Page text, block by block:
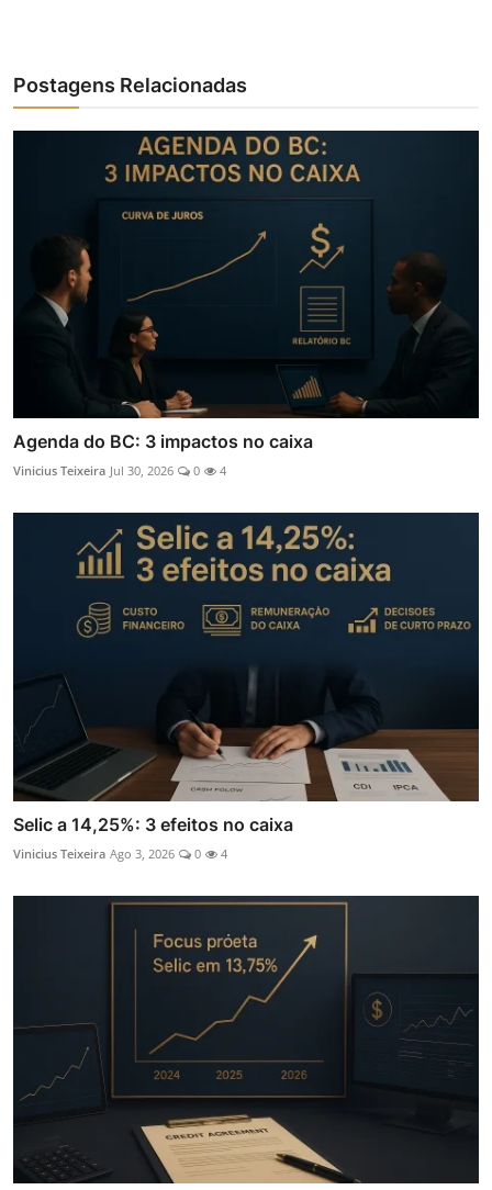
Postagens Relacionadas
Agenda do BC: 3 impactos no caixa
Vinicius Teixeira Jul 30, 2026 0 4
Selic a 14,25%: 3 efeitos no caixa
Vinicius Teixeira Ago 3, 2026 0 4